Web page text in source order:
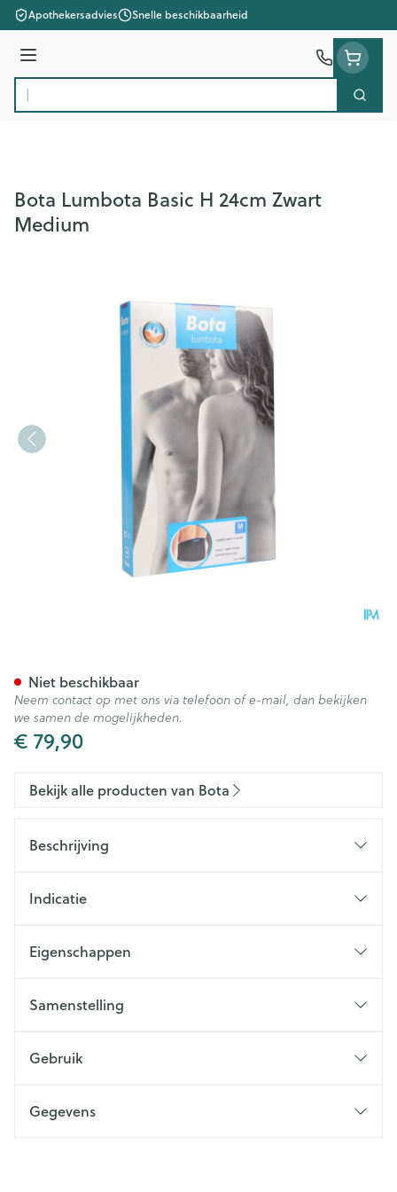
Ga naar de inhoud
Apothekersadvies Snelle beschikbaarheid
Menu
Product, merk, categorie...
Zoek
Bota Lumbota Basic H 24cm Zwart
Medium
€ 79,90
Niet beschikbaar
Neem contact op met ons via telefoon of e-mail, dan bekijken
we samen de mogelijkheden.
Bekijk alle producten van Bota
Beschrijving
Indicatie
Eigenschappen
Samenstelling
Gebruik
Gegevens